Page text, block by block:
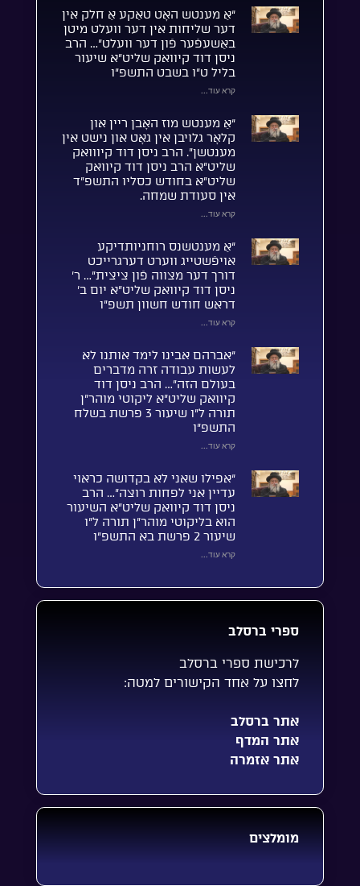
“אַ מענטש האָט טאַקע אַ חלק אין
דער שליחות אין דער וועלט מיטן
באַשעפֿער פֿון דער וועלט”… הרב
ניסן דוד קיוואק שליט”א שיעור
בליל ט”ו בשבט התשפ”ו
קרא עוד...
“אַ מענטש מוז האָבן ריין און
קלאָר גלויבן אין גאָט און נישט אין
מענטשן”. הרב ניסן דוד קיווואק
שליט”א הרב ניסן דוד קיוואק
שליט”א בחודש כסליו התשפ”ד
אין סעודת שמחה.
קרא עוד...
“אַ מענטשנס רוחניותדיקע
אויפֿשטייג ווערט דערגרייכט
דורך דער מצווה פֿון ציצית”… ר’
ניסן דוד קיוואק שליט”א יום ב’
דראש חודש חשוון תשפ”ו
קרא עוד...
“אברהם אבינו לימד אותנו לא
לעשות עבודה זרה מדברים
בעולם הזה”… הרב ניסן דוד
קיוואק שליט”א ליקוטי מוהר”ן
תורה ל”ו שיעור 3 פרשת בשלח
התשפ”ו
קרא עוד...
“אפילו שאני לא בקדושה כראוי
עדיין אני לפחות רוצה”… הרב
ניסן דוד קיוואק שליט”א השיעור
הוא בליקוטי מוהר”ן תורה ל”ו
שיעור 2 פרשת בא התשפ”ו
קרא עוד...
ספרי ברסלב
לרכישת ספרי ברסלב
לחצו על אחד הקישורים למטה:
אתר ברסלב
אתר המדף
אתר אזמרה
מומלצים